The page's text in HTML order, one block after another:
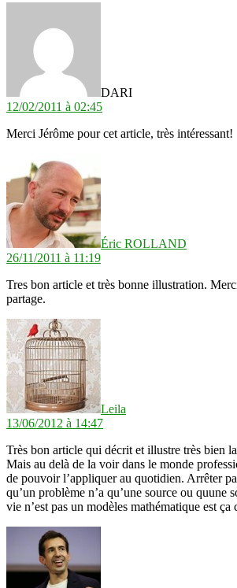
DARI
12/02/2011 à 02:45
Merci Jérôme pour cet article, très intéressant!
Éric ROLLAND
26/11/2011 à 11:19
Tres bon article et très bonne illustration.
partage.
Leila
13/06/2012 à 14:47
Très bon article qui décrit et illustre très bien
Mais au delà de la voir dans le monde
de pouvoir l’appliquer au quotidien. Arrêter
qu’un problème n’a qu’une source ou quune
vie n’est pas un modèles mathématique est ça